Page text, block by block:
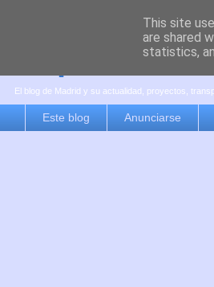
es por
El blog de Madrid y su actualidad, proyectos,
Este blog Anunciarse
This site
are shared
statistics,